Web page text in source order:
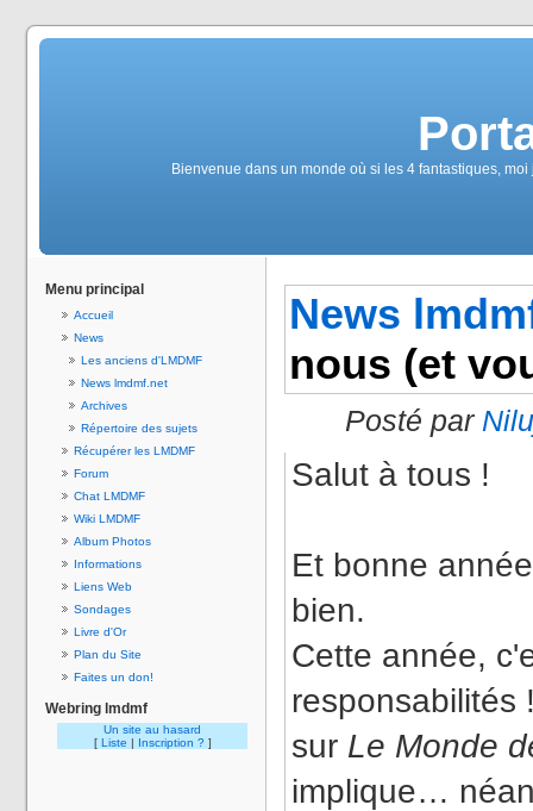
Bienvenue dans un monde où si les 4 fantastiques,
Menu principal
Accueil
News
Les anciens d'LMDMF
News lmdmf.net
Archives
Répertoire des sujets
Récupérer les LMDMF
Forum
Chat LMDMF
Wiki LMDMF
Album Photos
Informations
Liens Web
Sondages
Livre d'Or
Plan du Site
Faites un don!
Webring lmdmf
Un site au hasard
[ Liste | Inscription ? ]
News
nous (et
Posté par
Salut à tous !
Et bonne
bien.
Cette année,
responsabilités
sur Le Monde
implique…